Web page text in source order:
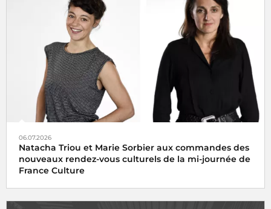
06.07.2026
Natacha Triou et Marie Sorbier aux commandes des
nouveaux rendez-vous culturels de la mi-journée de
France Culture